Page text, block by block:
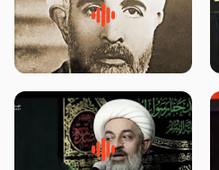
روضه‌ی مجلس یزید ملعون و
اسارت اهل‌بیت علیهم‌السلام –
محدث زاده